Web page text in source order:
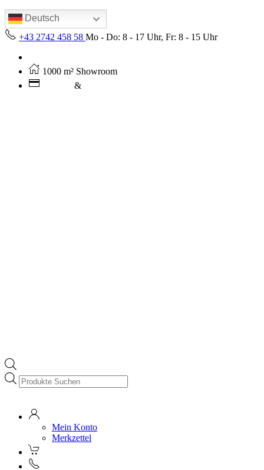
Deutsch
+43 2742 458 58 Mo - Do: 8 - 17 Uhr, Fr: 8 - 15 Uhr
1000 m² Showroom
&
Products
search
Mein Konto
Merkzettel